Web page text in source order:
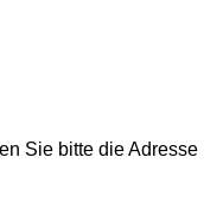
Sie bitte die Adresse